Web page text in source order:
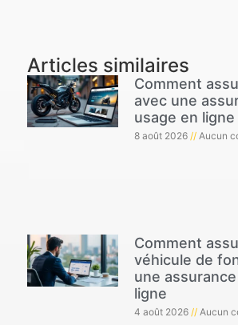
Articles similaires
Comment
avec une
usage en ligne
8 août 2026 Aucun
Comment
véhicule de
une
ligne
4 août 2026 Aucun